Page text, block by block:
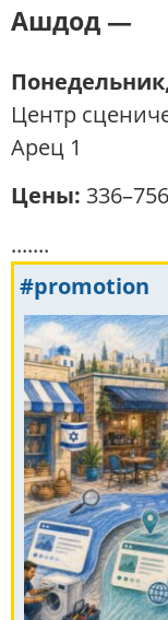
Ашдод —
Центр
Арец 1
Цены:
.......
#promotion